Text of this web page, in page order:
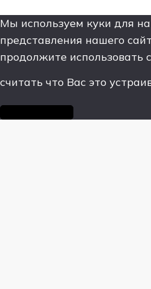
Мы используем куки для
представления нашего
продолжите использовать
считать что Вас это